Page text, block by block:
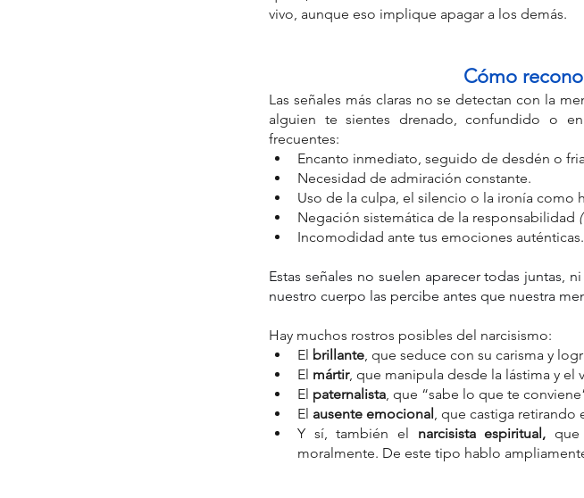
vivo, aunque eso implique apagar a los demás.
Cómo
Las señales más claras no se detectan con la
alguien te sientes drenado, confundido o
frecuentes:
Encanto inmediato, seguido de desdén o
Necesidad de admiración constante.
Uso de la culpa, el silencio o la ironía como
Negación sistemática de la responsabilidad
Incomodidad ante tus emociones auténticas.
Estas señales no suelen aparecer todas juntas,
nuestro cuerpo las percibe antes que nuestra
Hay muchos rostros posibles del narcisismo:
El brillante, que seduce con su carisma y
El mártir, que manipula desde la lástima y el
El paternalista, que “sabe lo que te
El ausente emocional , que castiga retirando
Y sí, también el narcisista espiritual,
moralmente. De este tipo hablo